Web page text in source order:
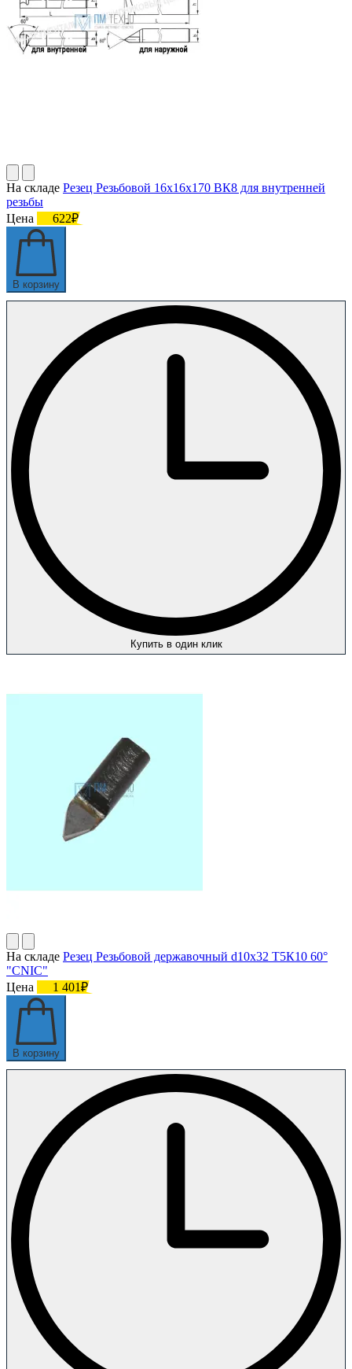
На складе Резец Резьбовой 16х16х170 ВК8 для внутренней
резьбы
Цена
622₽
В корзину
Купить в один клик
На складе Резец Резьбовой державочный d10х32 Т5К10 60°
"CNIC"
Цена
1 401₽
В корзину